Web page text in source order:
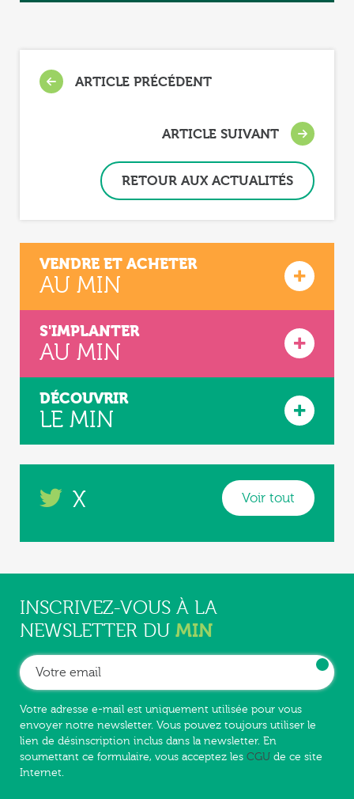
ARTICLE PRÉCÉDENT
ARTICLE SUIVANT
RETOUR AUX ACTUALITÉS
VENDRE ET ACHETER
AU MIN
S'IMPLANTER
AU MIN
DÉCOUVRIR
LE MIN
X Voir tout
INSCRIVEZ-VOUS À LA
NEWSLETTER DU MIN
Votre adresse e-mail est uniquement utilisée pour vous
envoyer notre newsletter. Vous pouvez toujours utiliser le
lien de désinscription inclus dans la newsletter. En
soumettant ce formulaire, vous acceptez les CGU de ce site
Internet.